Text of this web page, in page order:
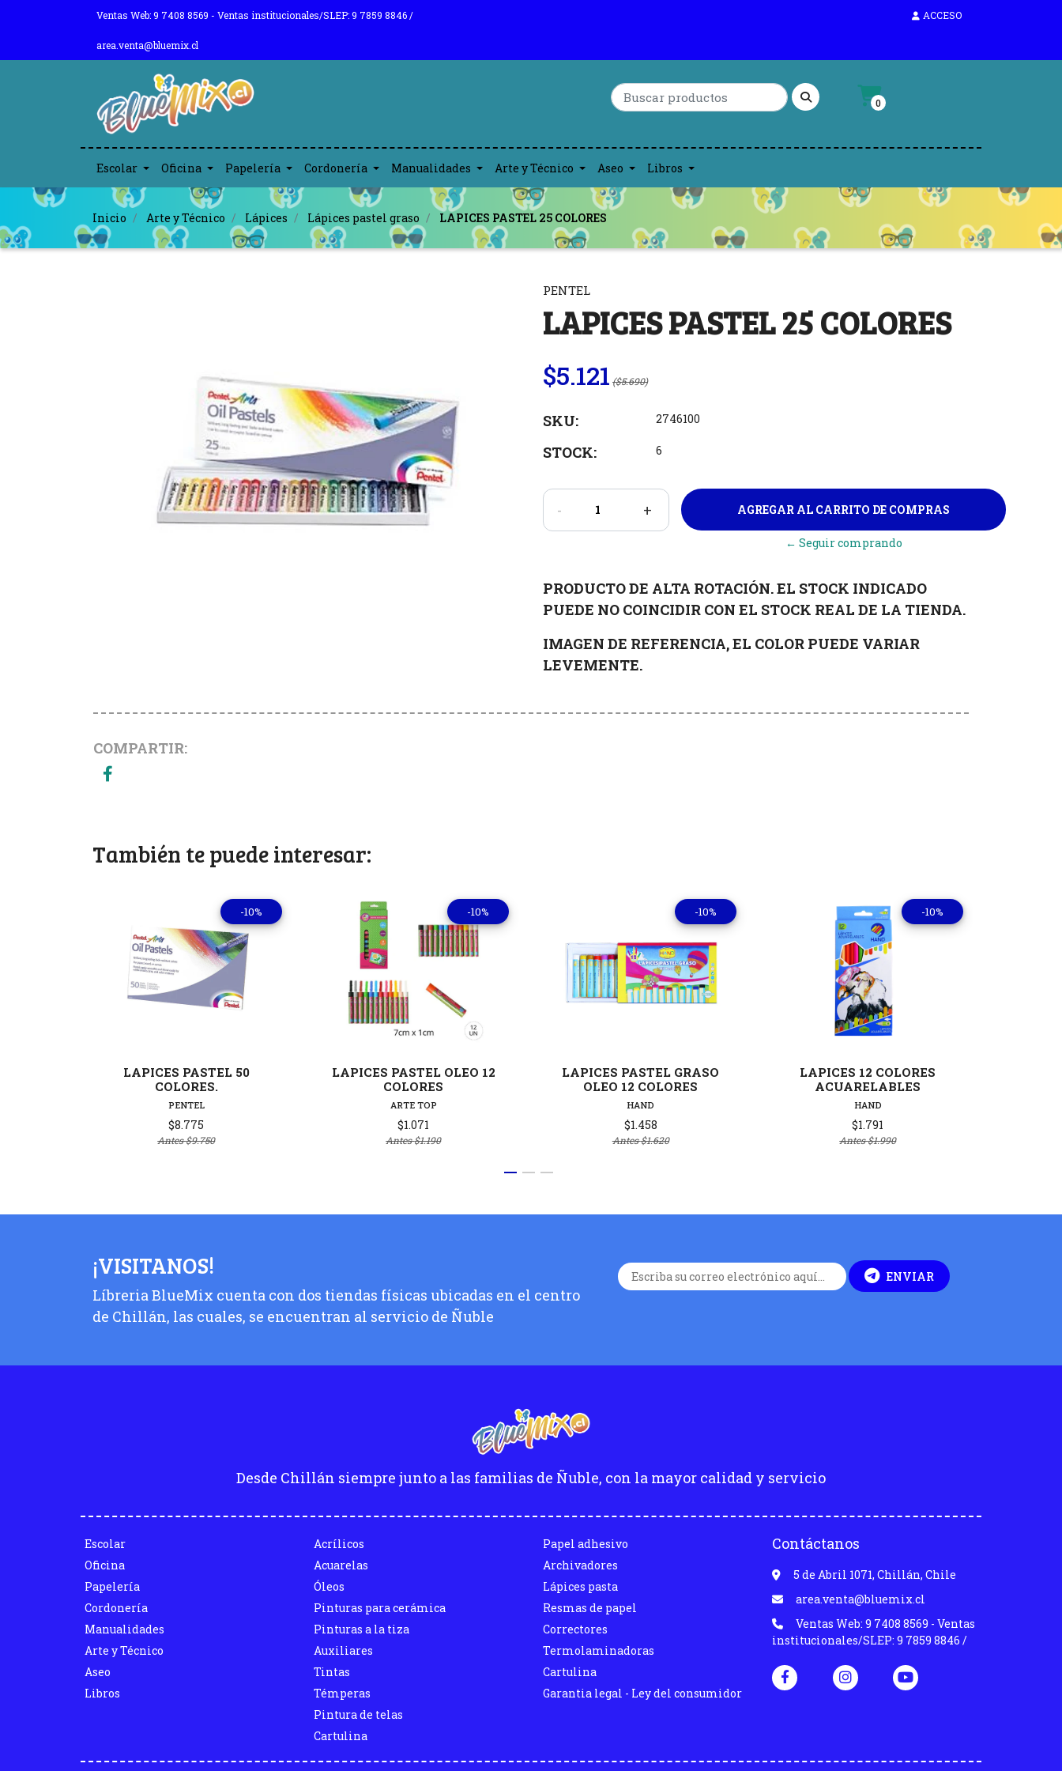
Ventas Web: 9 7408 8569 - Ventas institucionales/SLEP: 9 7859 8846 /
area.venta@bluemix.cl
ACCESO
0
Escolar Oficina Papelería Cordonería Manualidades Arte y Técnico Aseo Libros
Inicio Arte y Técnico Lápices Lápices pastel graso LAPICES PASTEL 25 COLORES
PENTEL
LAPICES PASTEL 25 COLORES
$5.121 ($5.690)
SKU: 2746100
STOCK: 6
- +
← Seguir comprando
PRODUCTO DE ALTA ROTACIÓN. EL STOCK INDICADO
PUEDE NO COINCIDIR CON EL STOCK REAL DE LA TIENDA.
IMAGEN DE REFERENCIA, EL COLOR PUEDE VARIAR
LEVEMENTE.
COMPARTIR:
También te puede interesar:
-10%
LAPICES PASTEL 50
COLORES.
PENTEL
Ver detalles
$8.775
Antes$9.750
-10%
LAPICES PASTEL OLEO 12
COLORES
ARTE TOP
Ver detalles
$1.071
Antes$1.190
-10%
LAPICES PASTEL GRASO
OLEO 12 COLORES
HAND
Ver detalles
$1.458
Antes$1.620
-10%
LAPICES 12 COLORES
ACUARELABLES
HAND
Ver detalles
$1.791
Antes$1.990
¡VISITANOS!
Líbreria BlueMix cuenta con dos tiendas físicas ubicadas en el centro
de Chillán, las cuales, se encuentran al servicio de Ñuble
ENVIAR
Desde Chillán siempre junto a las familias de Ñuble, con la mayor calidad y servicio
Escolar
Oficina
Papelería
Cordonería
Manualidades
Arte y Técnico
Aseo
Libros
Acrílicos
Acuarelas
Óleos
Pinturas para cerámica
Pinturas a la tiza
Auxiliares
Tintas
Témperas
Pintura de telas
Cartulina
Papel adhesivo
Archivadores
Lápices pasta
Resmas de papel
Correctores
Termolaminadoras
Cartulina
Garantia legal - Ley del consumidor
Contáctanos
5 de Abril 1071, Chillán, Chile
area.venta@bluemix.cl
Ventas Web: 9 7408 8569 - Ventas
institucionales/SLEP: 9 7859 8846 /